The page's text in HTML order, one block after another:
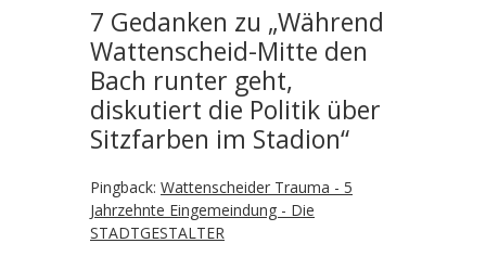
7 Gedanken zu „Während
Wattenscheid-Mitte den
Bach runter geht,
diskutiert die Politik über
Sitzfarben im Stadion“
Pingback: Wattenscheider Trauma - 5
Jahrzehnte Eingemeindung - Die
STADTGESTALTER